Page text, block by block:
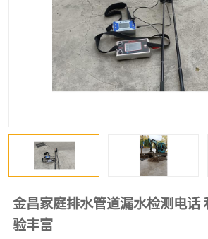
金昌家庭排水管道漏水检测电话
验丰富
高压车疏通清淤